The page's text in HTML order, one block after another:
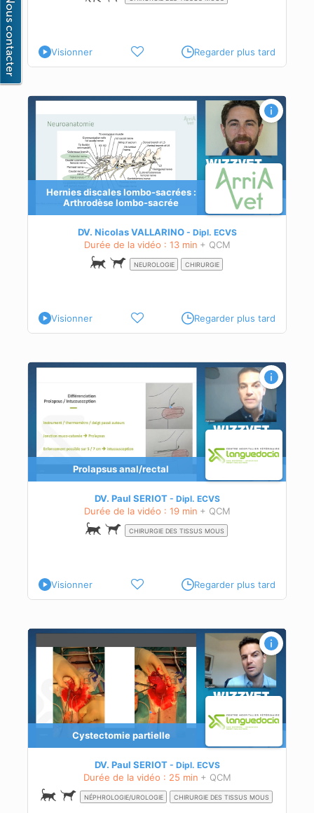
Visionner Regarder plus tard
Hernies discales lombo-sacrées :
Arthrodèse lombo-sacrée
DV. Nicolas VALLARINO Dipl. ECVS
Durée de la vidéo : 13 min + QCM
NEUROLOGIE CHIRURGIE
Visionner Regarder plus tard
Prolapsus anal/rectal
DV. Paul SERIOT Dipl. ECVS
Durée de la vidéo : 19 min + QCM
CHIRURGIE DES TISSUS MOUS
Visionner Regarder plus tard
Cystectomie partielle
DV. Paul SERIOT Dipl. ECVS
Durée de la vidéo : 25 min + QCM
NÉPHROLOGIE/UROLOGIE CHIRURGIE DES TISSUS MOUS